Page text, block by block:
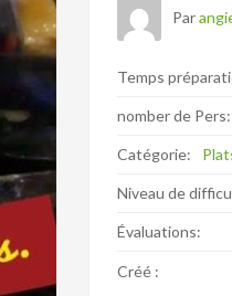
Par
Temps
nomber de Pers:
Catégorie:
Niveau de
Évaluations:
Créé :